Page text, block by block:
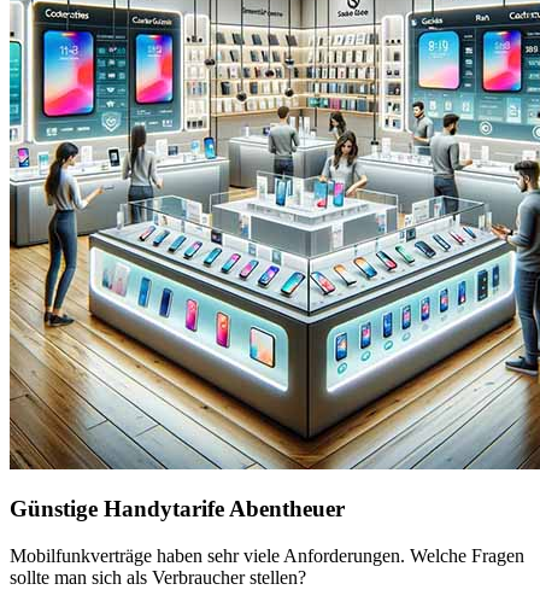
Günstige Handytarife Abentheuer
Mobilfunkverträge haben sehr viele Anforderungen. Welche Fragen
sollte man sich als Verbraucher stellen?